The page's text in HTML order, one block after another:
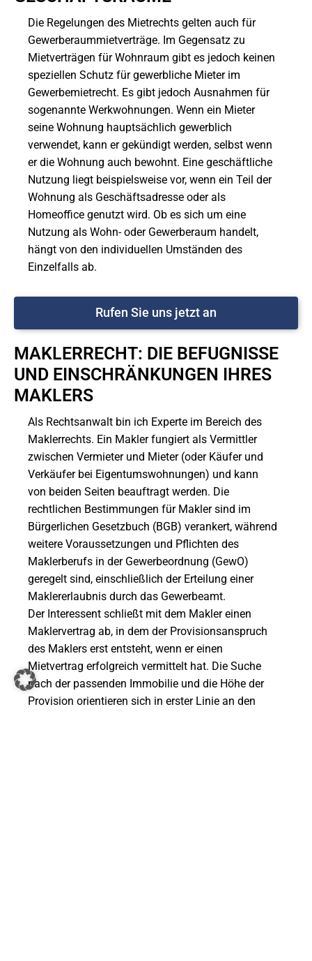
Die Regelungen des Mietrechts gelten auch für
Gewerberaummietverträge. Im Gegensatz zu
Mietverträgen für Wohnraum gibt es jedoch keinen
speziellen Schutz für gewerbliche Mieter im
Gewerbemietrecht. Es gibt jedoch Ausnahmen für
sogenannte Werkwohnungen. Wenn ein Mieter
seine Wohnung hauptsächlich gewerblich
verwendet, kann er gekündigt werden, selbst wenn
er die Wohnung auch bewohnt. Eine geschäftliche
Nutzung liegt beispielsweise vor, wenn ein Teil der
Wohnung als Geschäftsadresse oder als
Homeoffice genutzt wird. Ob es sich um eine
Nutzung als Wohn- oder Gewerberaum handelt,
hängt von den individuellen Umständen des
Einzelfalls ab.
Rufen Sie uns jetzt an
MAKLERRECHT: DIE BEFUGNISSE
UND EINSCHRÄNKUNGEN IHRES
MAKLERS
Als Rechtsanwalt bin ich Experte im Bereich des
Maklerrechts. Ein Makler fungiert als Vermittler
zwischen Vermieter und Mieter (oder Käufer und
Verkäufer bei Eigentumswohnungen) und kann
von beiden Seiten beauftragt werden. Die
rechtlichen Bestimmungen für Makler sind im
Bürgerlichen Gesetzbuch (BGB) verankert, während
weitere Voraussetzungen und Pflichten des
Maklerberufs in der Gewerbeordnung (GewO)
geregelt sind, einschließlich der Erteilung einer
Maklererlaubnis durch das Gewerbeamt.
Der Interessent schließt mit dem Makler einen
Maklervertrag ab, in dem der Provisionsanspruch
des Maklers erst entsteht, wenn er einen
Mietvertrag erfolgreich vermittelt hat. Die Suche
nach der passenden Immobilie und die Höhe der
Provision orientieren sich in erster Linie an den